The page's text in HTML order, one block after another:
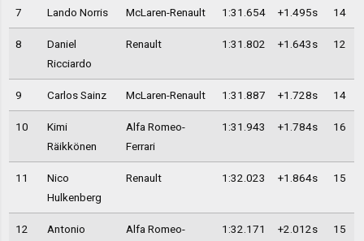
7 Lando Norris McLaren-Renault 1:31.654 +1.495s 14
8
Daniel
Ricciardo
Renault 1:31.802 +1.643s 12
9 Carlos Sainz McLaren-Renault 1:31.887 +1.728s 14
10
Kimi
Räikkönen
Alfa Romeo-
Ferrari
1:31.943 +1.784s 16
11
Nico
Hulkenberg
Renault 1:32.023 +1.864s 15
12
Antonio
Alfa Romeo-
1:32.171 +2.012s 15